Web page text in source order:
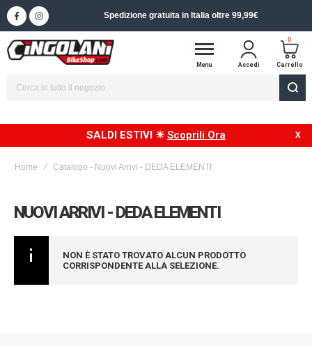
Spedizione gratuita in Italia oltre 99,99€
Menu Accedi
0
Carrello
SALDI ESTIVI ☀ Scoprili Ora
Home Catalogo - Nuovi Arrivi - DEDA ELEMENTI
NUOVI ARRIVI - DEDA ELEMENTI
NON È STATO TROVATO ALCUN PRODOTTO
CORRISPONDENTE ALLA SELEZIONE.